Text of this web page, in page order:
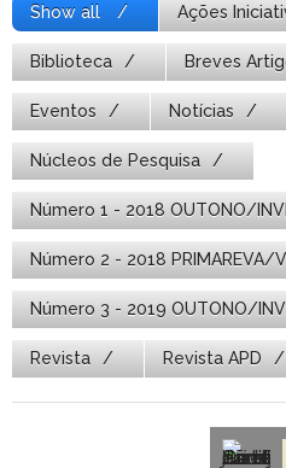
Show all Ações
Biblioteca Breves
Eventos Notícias
Núcleos de Pesquisa
Número 1 - 2018 OUTONO/
Número 2 - 2018 PRIMAREVA/
Número 3 - 2019 OUTONO/
Revista Revista APD